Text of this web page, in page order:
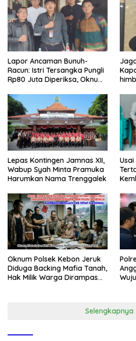
Lapor Ancaman Bunuh-
Racun: Istri Tersangka Pungli
Rp80 Juta Diperiksa, Oknum
Disdagperin
Lepas Kontingen Jamnas XII,
Wabup Syah Minta Pramuka
Harumkan Nama Trenggalek
Oknum Polsek Kebon Jeruk
Diduga Backing Mafia Tanah,
Hak Milik Warga Dirampas
Selengkapnya